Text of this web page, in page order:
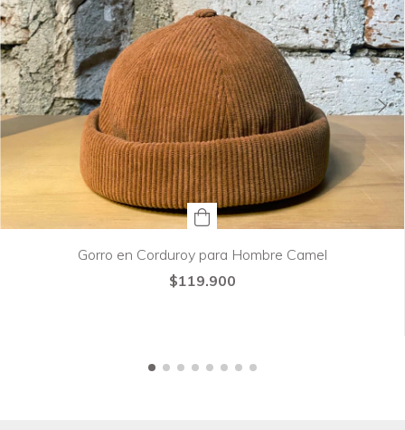
Gorro en Corduroy para Hombre Camel
$119.900